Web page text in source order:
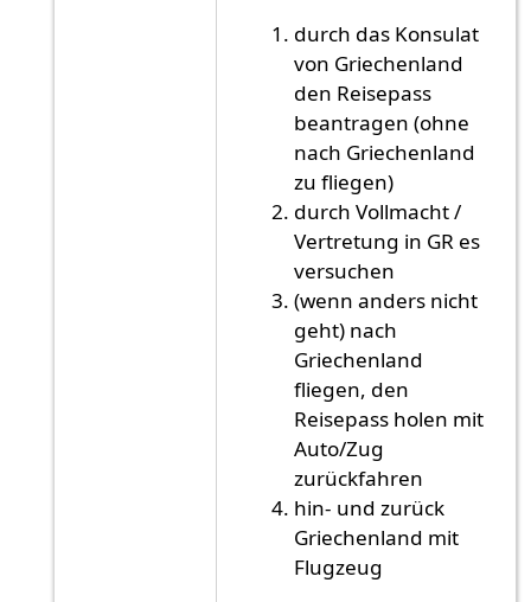
durch das Konsulat
von Griechenland
den Reisepass
beantragen (ohne
nach Griechenland
zu fliegen)
durch Vollmacht /
Vertretung in GR es
versuchen
(wenn anders nicht
geht) nach
Griechenland
fliegen, den
Reisepass holen mit
Auto/Zug
zurückfahren
hin- und zurück
Griechenland mit
Flugzeug